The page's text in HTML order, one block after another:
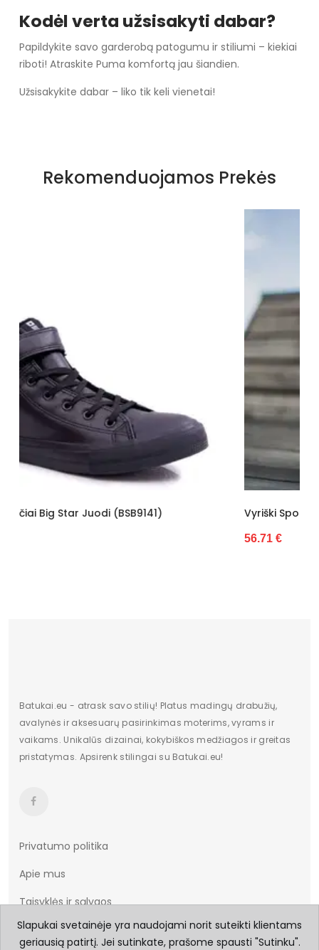
Kodėl verta užsisakyti dabar?
Papildykite savo garderobą patogumu ir stiliumi – kiekiai
riboti! Atraskite Puma komfortą jau šiandien.
Užsisakykite dabar – liko tik keli vienetai!
Rekomenduojamos Prekės
Vyriški Sportbačiai Big Star Balti (BSB9143)
Batukai.eu - atrask savo stilių! Platus madingų drabužių,
avalynės ir aksesuarų pasirinkimas moterims, vyrams ir
vaikams. Unikalūs dizainai, kokybiškos medžiagos ir greitas
pristatymas. Apsirenk stilingai su Batukai.eu!
Privatumo politika
Apie mus
Taisyklės ir sąlygos
Prekių pristatymas
Slapukai svetainėje yra naudojami norit suteikti klientams
geriausią patirtį. Jei sutinkate, prašome spausti "Sutinku".